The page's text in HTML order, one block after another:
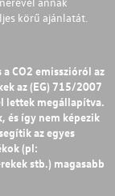
körű ajánlatát.
a CO2 emisszióról az
az (EG) 715/2007
lettek megállapítva.
és így nem képezik
az egyes
(pl:
stb.) magasabb